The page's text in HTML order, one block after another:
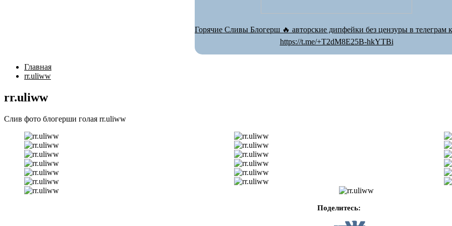
Горячие Сливы Блогерш 🔥 авторские дипфейки без цензуры в телеграм
https://t.me/+T2dM8E25B-hkYTBi
Главная
rr.uliww
rr.uliww
Слив фото блогерши голая rr.uliww
Поделитесь: